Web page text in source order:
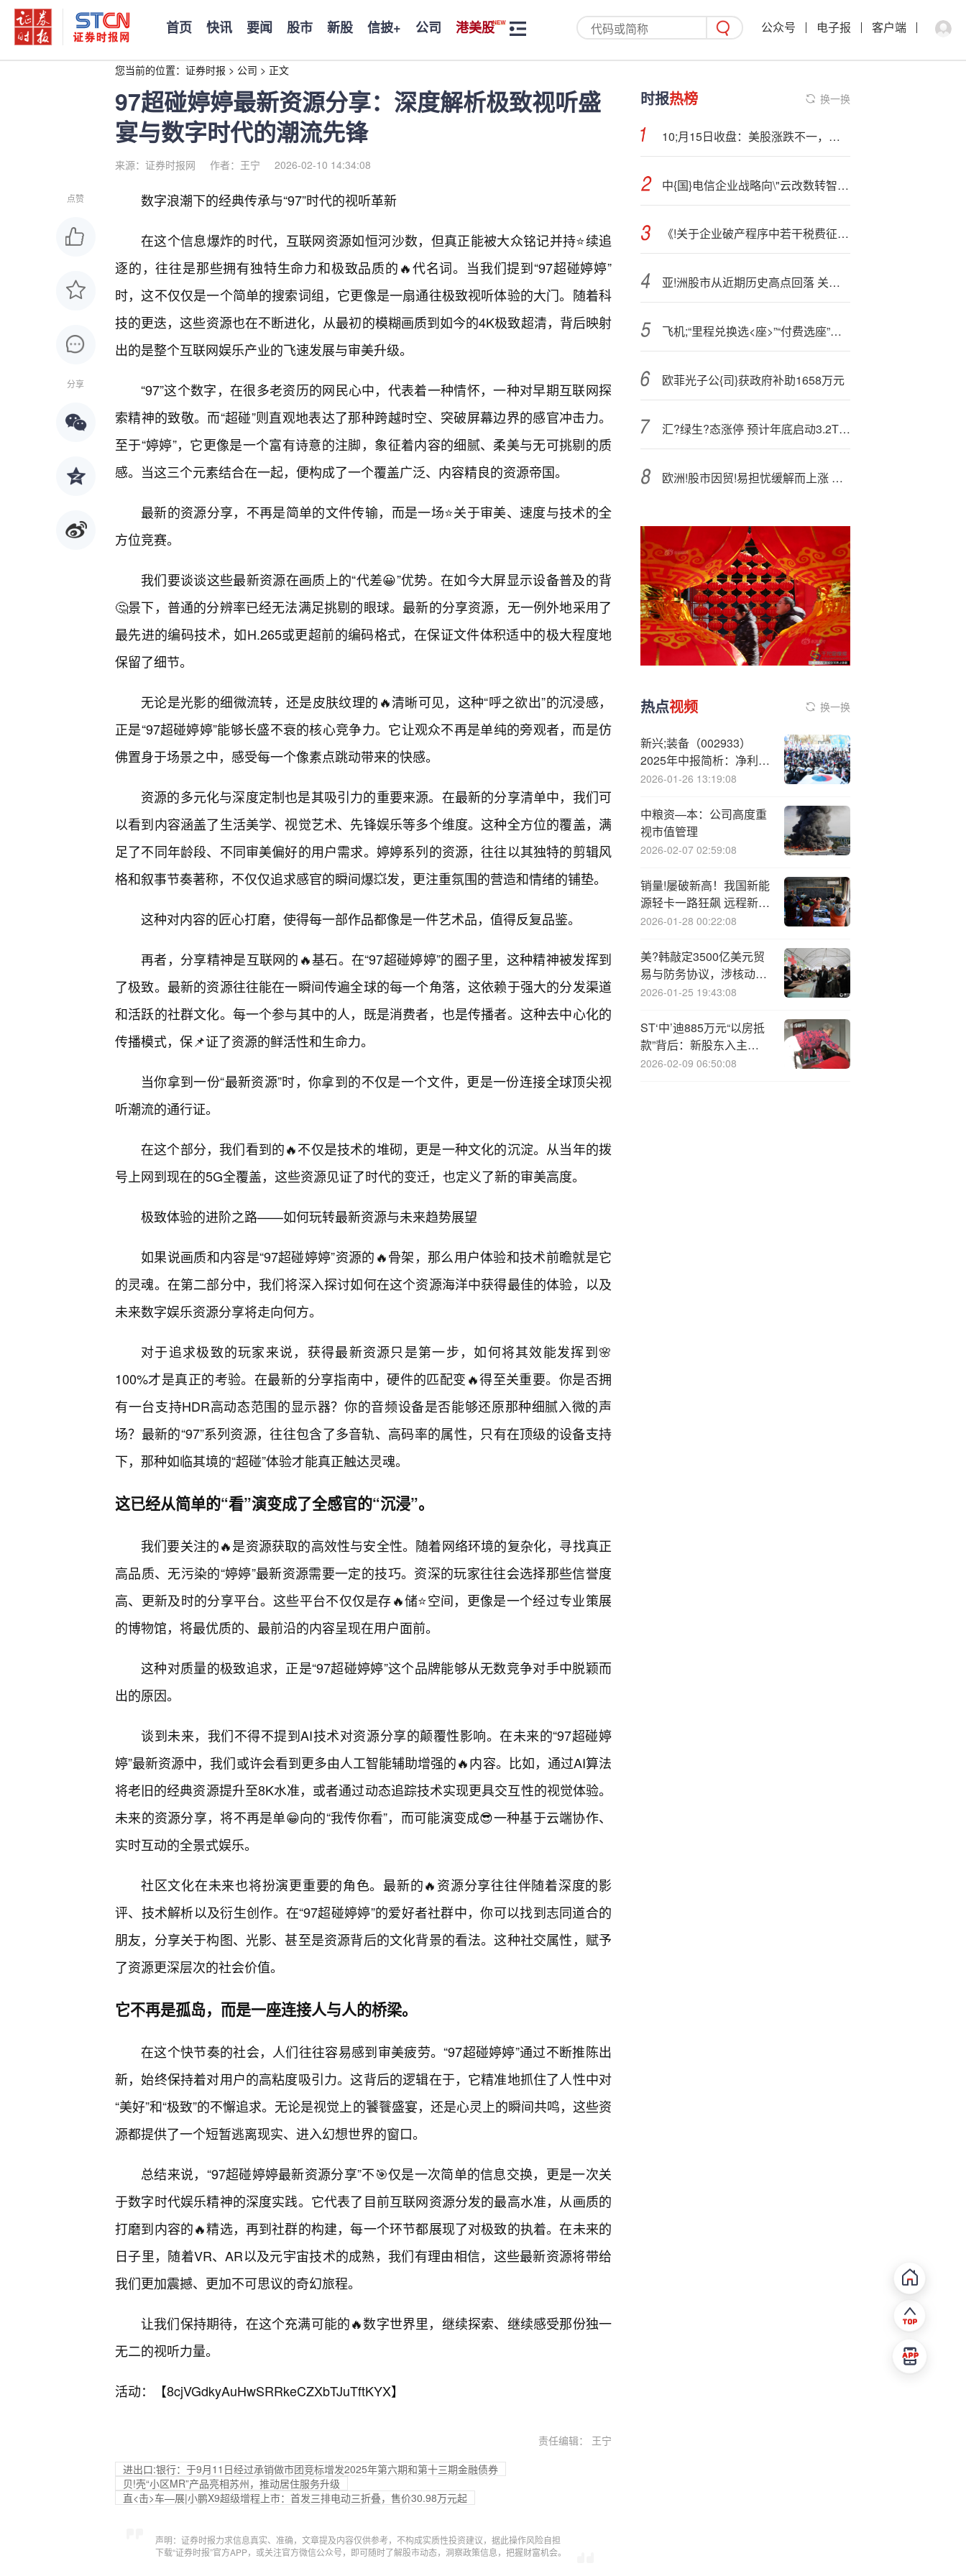
首页 快讯 要闻 股市 新股 信披+ 公司 港美股 公众号 电子报 客户端
您当前的位置： 证券时报 > 公司 > 正文
97超碰婷婷最新资源分享：深度解析极致视听盛
宴与数字时代的潮流先锋
来源：证券时报网 作者：王宁 2026-02-10 14:34:08
点赞
分享
数字浪潮下的经典传承与“97”时代的视听革新
在这个信息爆炸的时代，互联网资源如恒河沙数，但真正能被大众铭记并持⭐续追
逐的，往往是那些拥有独特生命力和极致品质的🔥代名词。当我们提到“97超碰婷婷”
时，这不仅仅是一个简单的搜索词组，它更像是一扇通往极致视听体验的大门。随着科
技的更迭，这些资源也在不断进化，从最初的模糊画质到如今的4K极致超清，背后映射
出的是整个互联网娱乐产业的飞速发展与审美升级。
“97”这个数字，在很多老资历的网民心中，代表着一种情怀，一种对早期互联网探
索精神的致敬。而“超碰”则直观地表达了那种跨越时空、突破屏幕边界的感官冲击力。
至于“婷婷”，它更像是一个富有诗意的注脚，象征着内容的细腻、柔美与无可挑剔的质
感。当这三个元素结合在一起，便构成了一个覆盖广泛、内容精良的资源帝国。
最新的资源分享，不再是简单的文件传输，而是一场⭐关于审美、速度与技术的全
方位竞赛。
我们要谈谈这些最新资源在画质上的“代差😀”优势。在如今大屏显示设备普及的背
🤔景下，普通的分辨率已经无法满足挑剔的眼球。最新的分享资源，无一例外地采用了
最先进的编码技术，如H.265或更超前的编码格式，在保证文件体积适中的极大程度地
保留了细节。
无论是光影的细微流转，还是皮肤纹理的🔥清晰可见，这种“呼之欲出”的沉浸感，
正是“97超碰婷婷”能够长盛不衰的核心竞争力。它让观众不再是单纯的旁观者，而是仿
佛置身于场景之中，感受每一个像素点跳动带来的快感。
资源的多元化与深度定制也是其吸引力的重要来源。在最新的分享清单中，我们可
以看到内容涵盖了生活美学、视觉艺术、先锋娱乐等多个维度。这种全方位的覆盖，满
足了不同年龄段、不同审美偏好的用户需求。婷婷系列的资源，往往以其独特的剪辑风
格和叙事节奏著称，不仅仅追求感官的瞬间爆💥发，更注重氛围的营造和情绪的铺垫。
这种对内容的匠心打磨，使得每一部作品都像是一件艺术品，值得反复品鉴。
再者，分享精神是互联网的🔥基石。在“97超碰婷婷”的圈子里，这种精神被发挥到
了极致。最新的资源往往能在一瞬间传遍全球的每一个角落，这依赖于强大的分发渠道
和活跃的社群文化。每一个参与其中的人，既是消费者，也是传播者。这种去中心化的
传播模式，保📌证了资源的鲜活性和生命力。
当你拿到一份“最新资源”时，你拿到的不仅是一个文件，更是一份连接全球顶尖视
听潮流的通行证。
在这个部分，我们看到的🔥不仅是技术的堆砌，更是一种文化的沉淀。从当年的拨
号上网到现在的5G全覆盖，这些资源见证了时代的变迁，也定义了新的审美高度。
极致体验的进阶之路——如何玩转最新资源与未来趋势展望
如果说画质和内容是“97超碰婷婷”资源的🔥骨架，那么用户体验和技术前瞻就是它
的灵魂。在第二部分中，我们将深入探讨如何在这个资源海洋中获得最佳的体验，以及
未来数字娱乐资源分享将走向何方。
对于追求极致的玩家来说，获得最新资源只是第一步，如何将其效能发挥到🌸
100%才是真正的考验。在最新的分享指南中，硬件的匹配变🔥得至关重要。你是否拥
有一台支持HDR高动态范围的显示器？你的音频设备是否能够还原那种细腻入微的声
场？最新的“97”系列资源，往往包含了多音轨、高码率的属性，只有在顶级的设备支持
下，那种如临其境的“超碰”体验才能真正触达灵魂。
这已经从简单的“看”演变成了全感官的“沉浸”。
我们要关注的🔥是资源获取的高效性与安全性。随着网络环境的复杂化，寻找真正
高品质、无污染的“婷婷”最新资源需要一定的技巧。资深的玩家往往会选择那些信誉度
高、更新及时的分享平台。这些平台不仅仅是存🔥储⭐空间，更像是一个经过专业策展
的博物馆，将最优质的、最前沿的内容呈现在用户面前。
这种对质量的极致追求，正是“97超碰婷婷”这个品牌能够从无数竞争对手中脱颖而
出的原因。
谈到未来，我们不得不提到AI技术对资源分享的颠覆性影响。在未来的“97超碰婷
婷”最新资源中，我们或许会看到更多由人工智能辅助增强的🔥内容。比如，通过AI算法
将老旧的经典资源提升至8K水准，或者通过动态追踪技术实现更具交互性的视觉体验。
未来的资源分享，将不再是单😁向的“我传你看”，而可能演变成😎一种基于云端协作、
实时互动的全景式娱乐。
社区文化在未来也将扮演更重要的角色。最新的🔥资源分享往往伴随着深度的影
评、技术解析以及衍生创作。在“97超碰婷婷”的爱好者社群中，你可以找到志同道合的
朋友，分享关于构图、光影、甚至是资源背后的文化背景的看法。这种社交属性，赋予
了资源更深层次的社会价值。
它不再是孤岛，而是一座连接人与人的桥梁。
在这个快节奏的社会，人们往往容易感到审美疲劳。“97超碰婷婷”通过不断推陈出
新，始终保持着对用户的高粘度吸引力。这背后的逻辑在于，它精准地抓住了人性中对
“美好”和“极致”的不懈追求。无论是视觉上的饕餮盛宴，还是心灵上的瞬间共鸣，这些资
源都提供了一个短暂逃离现实、进入幻想世界的窗口。
总结来说，“97超碰婷婷最新资源分享”不🎯仅是一次简单的信息交换，更是一次关
于数字时代娱乐精神的深度实践。它代表了目前互联网资源分发的最高水准，从画质的
打磨到内容的🔥精选，再到社群的构建，每一个环节都展现了对极致的执着。在未来的
日子里，随着VR、AR以及元宇宙技术的成熟，我们有理由相信，这些最新资源将带给
我们更加震撼、更加不可思议的奇幻旅程。
让我们保持期待，在这个充满可能的🔥数字世界里，继续探索、继续感受那份独一
无二的视听力量。
活动：【8cjVGdkyAuHwSRRkeCZXbTJuTftKYX】
责任编辑： 王宁
进出口:银行：于9月11日经过承销做市团竞标增发2025年第六期和第十三期金融债券
贝!壳“小区MR”产品亮相苏州，推动居住服务升级
直<击>车—展|小鹏X9超级增程上市：首发三排电动三折叠，售价30.98万元起
声明：证券时报力求信息真实、准确，文章提及内容仅供参考，不构成实质性投资建议，据此操作风险自担
下载“证券时报”官方APP，或关注官方微信公众号，即可随时了解股市动态，洞察政策信息，把握财富机会。
时报热榜 换一换
10;月15日收盘：美股涨跌不一，特朗普言论导致标普500指数收跌
中{国}电信企业战略向\"云改数转智惠\"升级
《!关于企业破产程序中若干税费征管事项的公告》发布
亚!洲股市从近期历史高点回落 关键事件前夕投资者持观望态度
飞机;“里程兑换选<座>”“付费选座”合理吗？专家解读
欧菲光子公{司}获政府补助1658万元
汇?绿生?态涨停 预计年底启动3.2T模块开发
欧洲!股市因贸!易担忧缓解而上涨 法国巴黎银行股价暴跌
热点视频 换一换
新兴;装备（002933）
2025年中报简析：净利润
同比增长52.51%，盈利
2026-01-26 13:19:08
中粮资—本：公司高度重
视市值管理
2026-02-07 02:59:08
销量!屡破新高！我国新能
源轻卡一路狂飙 远程新能
源商用车稳坐行业龙头位
2026-01-28 00:22:08
美?韩敲定3500亿美元贸
易与防务协议，涉核动力
潜艇技术合作
2026-01-25 19:43:08
ST‘中’迪885万元“以房抵
款”背后：新股东入主后
如何破解资不抵债困局？
2026-02-09 06:50:08